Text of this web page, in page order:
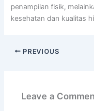
penampilan fisik,
kesehatan dan kualitas
PREVIOUS
Leave a